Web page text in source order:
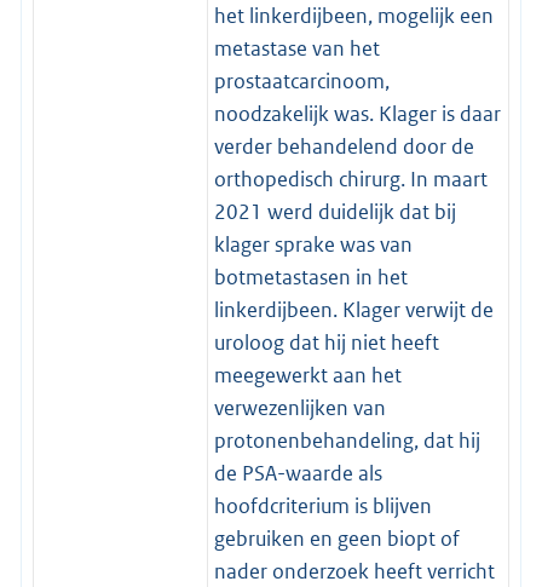
het linkerdijbeen, mogelijk een
metastase van het
prostaatcarcinoom,
noodzakelijk was. Klager is daar
verder behandelend door de
orthopedisch chirurg. In maart
2021 werd duidelijk dat bij
klager sprake was van
botmetastasen in het
linkerdijbeen. Klager verwijt de
uroloog dat hij niet heeft
meegewerkt aan het
verwezenlijken van
protonenbehandeling, dat hij
de PSA-waarde als
hoofdcriterium is blijven
gebruiken en geen biopt of
nader onderzoek heeft verricht